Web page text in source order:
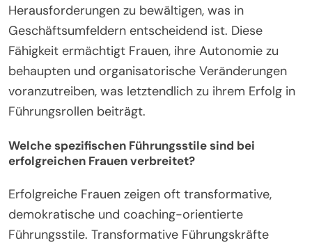
Herausforderungen zu bewältigen, was in
Geschäftsumfeldern entscheidend ist. Diese
Fähigkeit ermächtigt Frauen, ihre Autonomie zu
behaupten und organisatorische Veränderungen
voranzutreiben, was letztendlich zu ihrem Erfolg in
Führungsrollen beiträgt.
Welche spezifischen Führungsstile sind bei
erfolgreichen Frauen verbreitet?
Erfolgreiche Frauen zeigen oft transformative,
demokratische und coaching-orientierte
Führungsstile. Transformative Führungskräfte